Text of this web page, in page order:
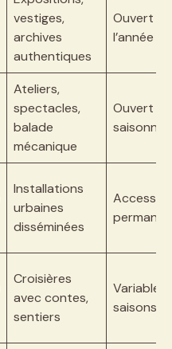
vestiges,
archives
authentiques
Ouvert
l’année
Ateliers,
spectacles,
balade
mécanique
Ouvert
Installations
urbaines
disséminées
Croisières
avec contes,
sentiers
Variable
saisons